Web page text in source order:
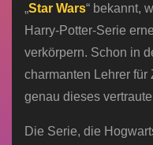
„Star Wars“ bekannt,
Harry-Potter-Serie
verkörpern. Schon in
charmanten Lehrer für
genau dieses
Die Serie, die